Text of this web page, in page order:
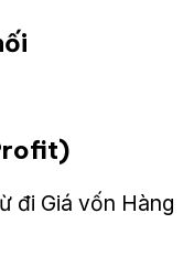
đi Giá vốn Hàng